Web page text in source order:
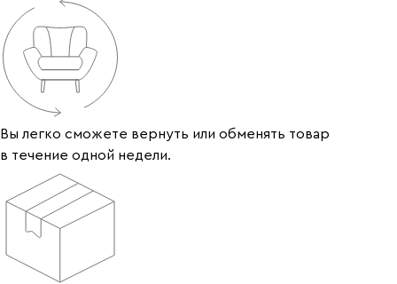
Вы легко сможете вернуть или обменять товар
в течение одной недели.